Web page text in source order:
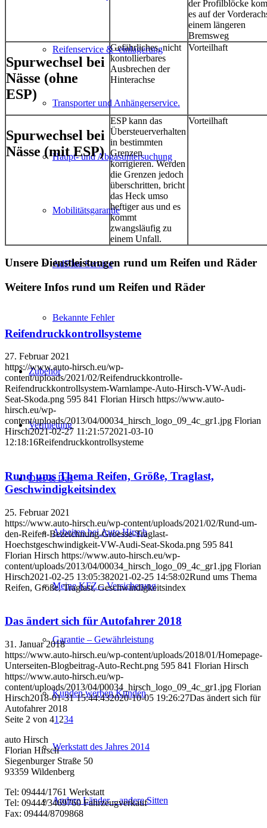
Reifenservice & -einlagerung
Transporter und Anhängerservice.
Haupt- und Abgasuntersuchung
Mobilitätsgarantie
AdBlue Service
Bekannte Fehler
Zubehör
Vermietung
Dies & Das
Arbeiten bei Auto Hirsch
Meine KFZ – Versicherung
Garantie – Gewährleistung
Kunden werben Kunden
Werkstatt des Jahres 2014
Andere Länder – andere Sitten
der Profilblöcke
es auf der
einem längeren
Bremsweg
Spurwechsel bei
Nässe (ohne
ESP)
Gefährliches, nicht
kontollierbares
Ausbrechen der
Hinterachse
Vorteilhaft
Spurwechsel bei
Nässe(mit ESP)
ESP kann das
Übersteuerverhalten
in bestimmten
Grenzen
korrigieren. Werden
die Grenzen jedoch
überschritten, bricht
das Heck umso
heftiger aus und es
kommt
zwangsläufig zu
einem Unfall.
Vorteilhaft
Unsere Dienstleistungen rund um Reifen und Räder
Weitere Infos rund um Reifen und Räder
Reifendruckkontrollsysteme
27. Februar 2021
https://www.auto-hirsch.eu/wp-
content/uploads/2021/02/Reifendruckkontrolle-
Reifendruckkontrollsystem-Warnlampe-Auto-Hirsch-VW-Audi-
Seat-Skoda.png 595 841 Florian Hirsch https://www.auto-
hirsch.eu/wp-
content/uploads/2013/04/00034_hirsch_logo_09_4c_gr1.jpg Florian
Hirsch2021-02-27 11:21:572021-03-10
12:18:16Reifendruckkontrollsysteme
Rund ums Thema Reifen, Größe, Traglast,
Geschwindigkeitsindex
25. Februar 2021
https://www.auto-hirsch.eu/wp-content/uploads/2021/02/Rund-um-
den-Reifen-Bezeichnung-Groesse-Traglast-
Hoechstgeschwindigkeit-VW-Audi-Seat-Skoda.png 595 841
Florian Hirsch https://www.auto-hirsch.eu/wp-
content/uploads/2013/04/00034_hirsch_logo_09_4c_gr1.jpg Florian
Hirsch2021-02-25 13:05:382021-02-25 14:58:02Rund ums Thema
Reifen, Größe, Traglast, Geschwindigkeitsindex
Das ändert sich für Autofahrer 2018
31. Januar 2018
https://www.auto-hirsch.eu/wp-content/uploads/2018/01/Homepage-
Unterseiten-Blogbeitrag-Auto-Recht.png 595 841 Florian Hirsch
https://www.auto-hirsch.eu/wp-
content/uploads/2013/04/00034_hirsch_logo_09_4c_gr1.jpg Florian
Hirsch2018-01-31 15:44:432020-10-05 19:26:27Das ändert sich für
Autofahrer 2018
Seite 2 von 41 234
auto Hirsch
Florian Hirsch
Siegenburger Straße 50
93359 Wildenberg
Tel: 09444/1761 Werkstatt
Tel: 09444/3469760 Fahrzeugverkauf
Fax: 09444/8709868